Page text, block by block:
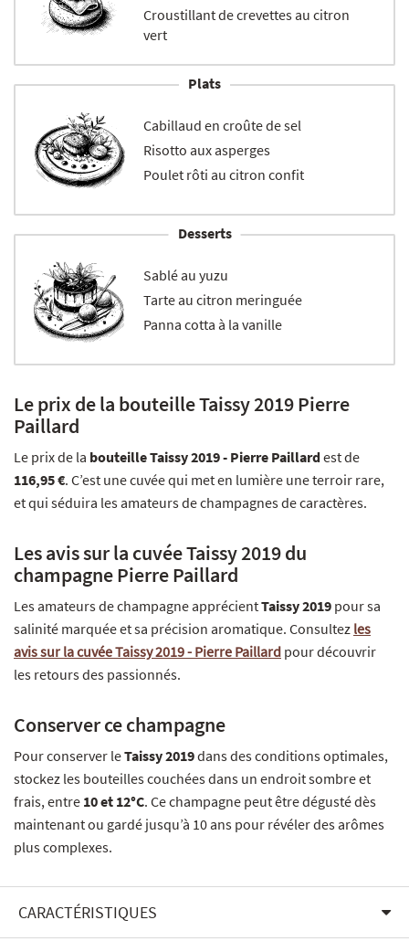
Croustillant de crevettes au citron
vert
Plats
Cabillaud en croûte de sel
Risotto aux asperges
Poulet rôti au citron confit
Desserts
Sablé au yuzu
Tarte au citron meringuée
Panna cotta à la vanille
Le prix de la bouteille Taissy 2019 Pierre
Paillard
Le prix de la bouteille Taissy 2019 - Pierre Paillardest de
116,95 €. C’est une cuvée qui met en lumière une terroir rare,
et qui séduira les amateurs de champagnes de caractères.
Les avis sur la cuvée Taissy 2019 du
champagne Pierre Paillard
Les amateurs de champagne apprécientTaissy 2019 pour sa
salinité marquée et sa précision aromatique. Consultez les
avis sur la cuvée Taissy 2019 - Pierre Paillard pour découvrir
les retours des passionnés.
Conserver ce champagne
Pour conserver leTaissy 2019dans des conditions optimales,
stockez les bouteilles couchées dans un endroit sombre et
frais, entre 10 et 12°C. Ce champagne peut être dégusté dès
maintenant ou gardé jusqu’à 10 ans pour révéler des arômes
plus complexes.
CARACTÉRISTIQUES